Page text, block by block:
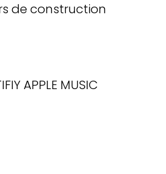
de construction
APPLE MUSIC